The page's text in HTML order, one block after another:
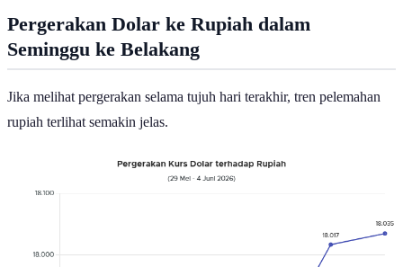
Pergerakan Dolar ke Rupiah dalam
Seminggu ke Belakang
Jika melihat pergerakan selama tujuh hari terakhir, tren pelemahan
rupiah terlihat semakin jelas.